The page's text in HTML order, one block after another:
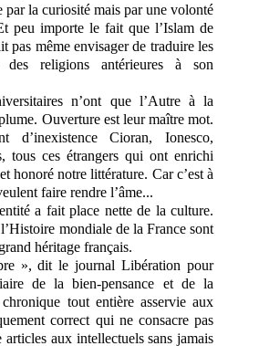
par la curiosité mais par une volonté
peu importe le fait que l’Islam de
pas même envisager de traduire les
des religions antérieures à son
n’ont que l’Autre à la
Ouverture est leur maître mot.
d’inexistence Cioran, Ionesco,
tous ces étrangers qui ont enrichi
honoré notre littérature. Car c’est à
faire rendre l’âme...
a fait place nette de la culture.
mondiale de la France sont
héritage français.
», dit le journal Libération pour
de la bien-pensance et de la
tout entière asservie aux
correct qui ne consacre pas
articles aux intellectuels sans jamais